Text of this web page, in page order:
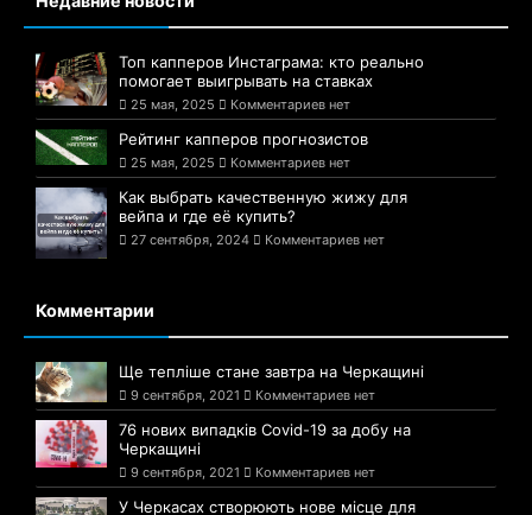
Топ капперов Инстаграма: кто реально
помогает выигрывать на ставках
25 мая, 2025 Комментариев нет
Рейтинг капперов прогнозистов
25 мая, 2025 Комментариев нет
Как выбрать качественную жижу для
вейпа и где её купить?
27 сентября, 2024 Комментариев нет
Комментарии
Ще тепліше стане завтра на Черкащині
9 сентября, 2021 Комментариев нет
76 нових випадків Covid-19 за добу на
Черкащині
9 сентября, 2021 Комментариев нет
У Черкасах створюють нове місце для